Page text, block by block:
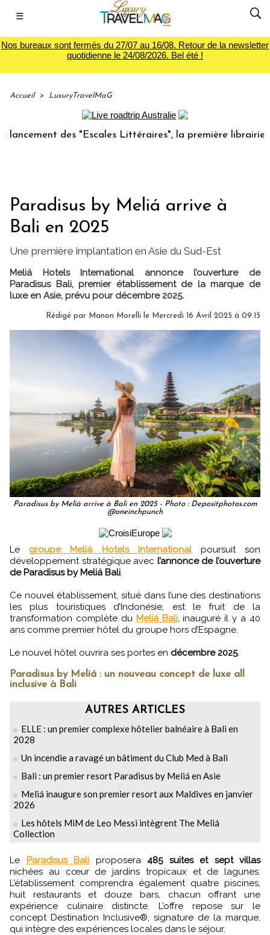
☰
Nos bureaux sont fermés du 27/07 au 16/08. Retour de la newsletter
quotidienne le 24/08/2026. Bel été !
Accueil > LuxuryTravelMaG
des "Escales Littéraires", la première librairie du
Paradisus by Meliá arrive à
Bali en 2025
Une première implantation en Asie du Sud-Est
Meliá Hotels International annonce l’ouverture de
Paradisus Bali, premier établissement de la marque de
luxe en Asie, prévu pour décembre 2025.
Rédigé par Manon Morelli le Mercredi 16 Avril 2025 à 09:15
Paradisus by Meliá arrive à Bali en 2025 - Photo : Depositphotos.com
@oneinchpunch
Le groupe Meliá Hotels Internationalpoursuit son
développement stratégique avec l’annonce de l’ouverture
de Paradisus by Meliá Bali.
Ce nouvel établissement, situé dans l’une des destinations
les plus touristiques d’Indonésie, est le fruit de la
transformation complète du Meliá Bali, inauguré il y a 40
ans comme premier hôtel du groupe hors d’Espagne.
Le nouvel hôtel ouvrira ses portes en décembre 2025.
Paradisus by Meliá : un nouveau concept de luxe all
inclusive à Bali
AUTRES ARTICLES
ELLE : un premier complexe hôtelier balnéaire à Bali en
2028
Un incendie a ravagé un bâtiment du Club Med à Bali
Bali : un premier resort Paradisus by Meliá en Asie
Meliá inaugure son premier resort aux Maldives en janvier
2026
Les hôtels MiM de Leo Messi intègrent The Meliá
Collection
Le Paradisus Bali proposera 485 suites et sept villas
nichées au cœur de jardins tropicaux et de lagunes.
L’établissement comprendra également quatre piscines,
huit restaurants et douze bars, chacun offrant une
expérience culinaire distincte. L’offre repose sur le
concept Destination Inclusive®, signature de la marque,
qui intègre des expériences locales dans le séjour.